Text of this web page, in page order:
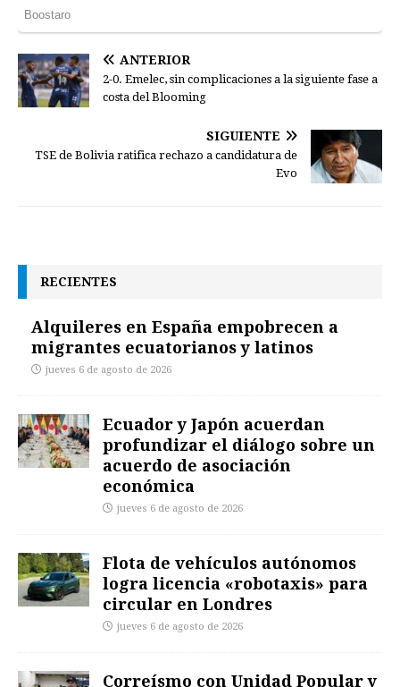
ANTERIOR
2-0. Emelec, sin complicaciones a la siguiente fase a
costa del Blooming
SIGUIENTE
TSE de Bolivia ratifica rechazo a candidatura de
Evo
RECIENTES
Alquileres en España empobrecen a
migrantes ecuatorianos y latinos
jueves 6 de agosto de 2026
Ecuador y Japón acuerdan
profundizar el diálogo sobre un
acuerdo de asociación
económica
jueves 6 de agosto de 2026
Flota de vehículos autónomos
logra licencia «robotaxis» para
circular en Londres
jueves 6 de agosto de 2026
Correísmo con Unidad Popular y